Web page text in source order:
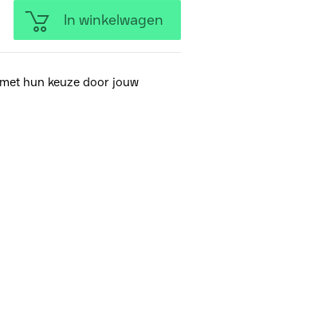
In winkelwagen
hun keuze door jouw